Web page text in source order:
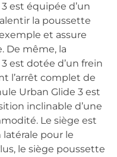
est équipée d’un
la poussette
et assure
De même, la
est dotée d’un frein
l’arrêt complet de
Urban Glide 3 est
inclinable d’une
Le siège est
latérale pour le
le siège poussette